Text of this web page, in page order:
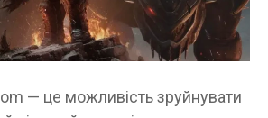
— це можливість зруйнувати